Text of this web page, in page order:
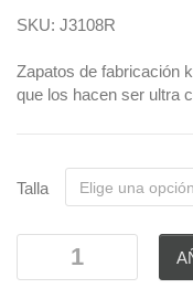
SKU: J3108R
Zapatos de fabricación
que los hacen ser ultra
Talla